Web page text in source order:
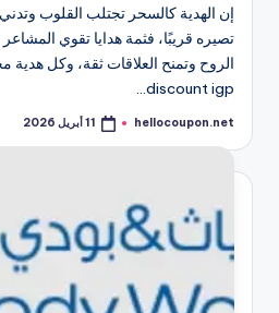
إن الهدية كالسحر تجتلب القلوب
تصيره قريبًا، فثمة هدايا تقوي
discount igp…
تمّ
بواسطة
hellocoupon.net 11 أبريل 2026